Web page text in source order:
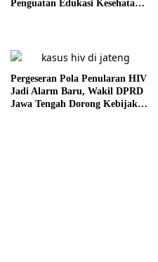
Penguatan Edukasi Kesehatan
Pergeseran Pola Penularan HIV
Jadi Alarm Baru, Wakil DPRD
Jawa Tengah Dorong Kebijakan